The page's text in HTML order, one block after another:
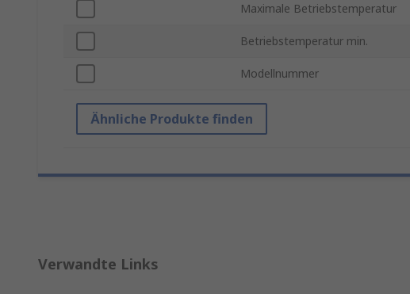
Maximale Betriebstemperatur
Betriebstemperatur min.
Modellnummer
Ähnliche Produkte finden
Verwandte Links